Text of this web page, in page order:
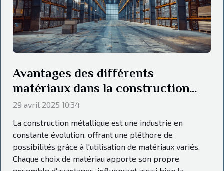
Avantages des différents
matériaux dans la construction
métallique
29 avril 2025 10:34
La construction métallique est une industrie en
constante évolution, offrant une pléthore de
possibilités grâce à l'utilisation de matériaux variés.
Chaque choix de matériau apporte son propre